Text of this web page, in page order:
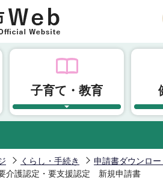
子育て・教育
くらし・手続き 申請書ダウンロー
介護認定・要支援認定 新規申請書